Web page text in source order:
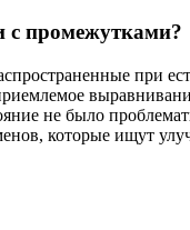
с промежутками?
при
не было
которые ищут